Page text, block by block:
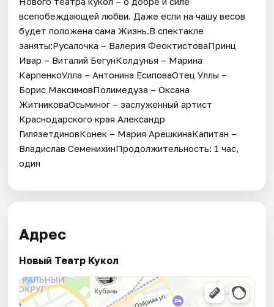
всепобеждающей любви. Даже если на чашу весов
будет положена сама Жизнь.В спектакле
заняты:Русалочка – Валерия ФеоктистоваПринц
Ивар – Виталий БегунКолдунья – Марина
КарпенкоУлла – Антонина ЕсиповаОтец Уллы –
Борис МаксимовПолимедуза – Оксана
ЖитниковаОсьминог – заслуженный артист
Краснодарского края Александр
ГилязетдиновКонек – Мария АрешкинаКапитан –
Владислав СеменихинПродолжительность: 1 час,
один
Адрес
Новый Театр Кукол